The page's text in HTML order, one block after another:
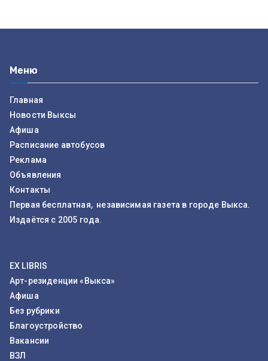
Меню
Главная
Новости Выксы
Афиша
Расписание автобусов
Реклама
Объявления
Контакты
Первая бесплатная, независимая газета в городе Выкса.
Издаётся с 2005 года.
EX LIBRIS
Арт-резиденции «Выкса»
Афиша
Без рубрики
Благоустройство
Вакансии
ВЗЛ